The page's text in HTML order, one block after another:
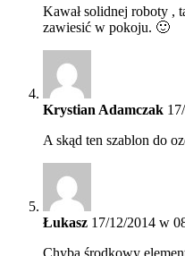
Kawał solidnej roboty ,
zawiesić w pokoju. 🙂
Krystian Adamczak
A skąd ten szablon do
Łukasz 17/12/2014 w
Chyba środkowy